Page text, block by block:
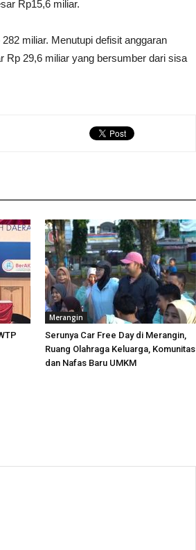
Rp15,6 miliar.
miliar. Menutupi defisit anggaran
Rp 29,6 miliar yang bersumber dari sisa
Merangin
Serunya Car Free Day di Merangin,
Ruang Olahraga Keluarga, Komunitas
dan Nafas Baru UMKM